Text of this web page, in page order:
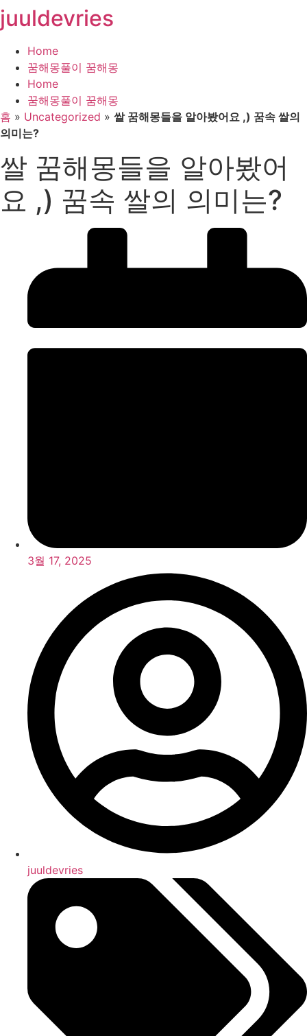
콘
텐
뛰
기
juuldevries
Home
꿈해몽풀이 꿈해몽
Home
꿈해몽풀이 꿈해몽
홈 » Uncategorized » 쌀 꿈해몽들을 알아봤어요 ,) 꿈속 쌀의
의미는?
쌀 꿈해몽들을 알아봤어
요 ,) 꿈속 쌀의 의미는?
3월 17, 2025
juuldevries